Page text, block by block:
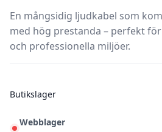
En mångsidig ljudkabel som
med hög prestanda – perfekt
och professionella miljöer.
Butikslager
Webblager